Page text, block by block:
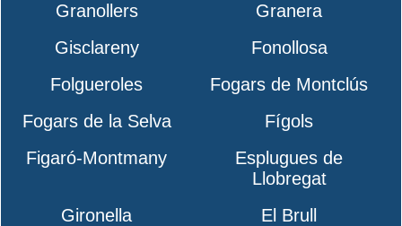
Granollers
Granera
Gisclareny
Fonollosa
Folgueroles
Fogars de Montclús
Fogars de la Selva
Fígols
Figaró-Montmany
Esplugues de
Llobregat
Gironella
El Brull